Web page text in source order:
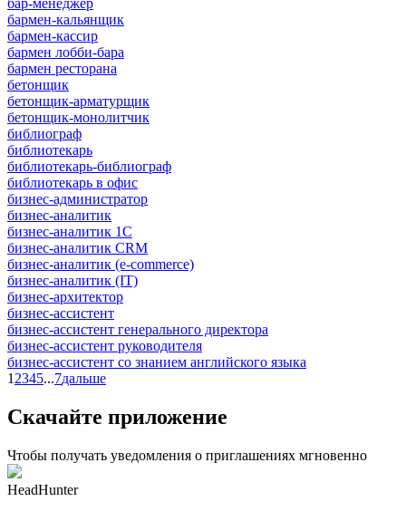
бармен-кальянщик
бармен-кассир
бармен лобби-бара
бармен ресторана
бетонщик
бетонщик-арматурщик
бетонщик-монолитчик
библиограф
библиотекарь
библиотекарь-библиограф
библиотекарь в офис
бизнес-администратор
бизнес-аналитик
бизнес-аналитик 1С
бизнес-аналитик CRM
бизнес-аналитик (e-commerce)
бизнес-аналитик (IT)
бизнес-архитектор
бизнес-ассистент
бизнес-ассистент генерального директора
бизнес-ассистент руководителя
бизнес-ассистент со знанием английского языка
1 2345...7дальше
Скачайте приложение
Чтобы получать уведомления о приглашениях мгновенно
HeadHunter